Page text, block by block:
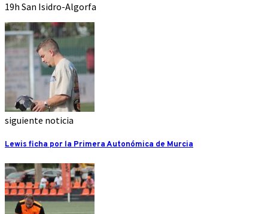
19h San Isidro-Algorfa
siguiente noticia
Lewis ficha por la Primera Autonómica de Murcia